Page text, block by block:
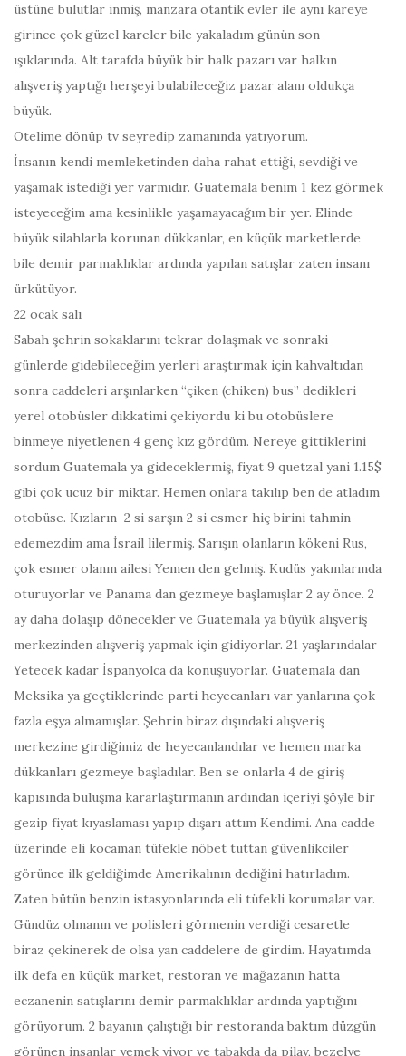
üstüne bulutlar inmiş, manzara otantik evler ile aynı kareye
girince çok güzel kareler bile yakaladım günün son
ışıklarında. Alt tarafda büyük bir halk pazarı var halkın
alışveriş yaptığı herşeyi bulabileceğiz pazar alanı oldukça
büyük.
Otelime dönüp tv seyredip zamanında yatıyorum.
İnsanın kendi memleketinden daha rahat ettiği, sevdiği ve
yaşamak istediği yer varmıdır. Guatemala benim 1 kez görmek
isteyeceğim ama kesinlikle yaşamayacağım bir yer. Elinde
büyük silahlarla korunan dükkanlar, en küçük marketlerde
bile demir parmaklıklar ardında yapılan satışlar zaten insanı
ürkütüyor.
22 ocak salı
Sabah şehrin sokaklarını tekrar dolaşmak ve sonraki
günlerde gidebileceğim yerleri araştırmak için kahvaltıdan
sonra caddeleri arşınlarken “çiken (chiken) bus” dedikleri
yerel otobüsler dikkatimi çekiyordu ki bu otobüslere
binmeye niyetlenen 4 genç kız gördüm. Nereye gittiklerini
sordum Guatemala ya gideceklermiş, fiyat 9 quetzal yani 1.15$
gibi çok ucuz bir miktar. Hemen onlara takılıp ben de atladım
otobüse. Kızların 2 si sarşın 2 si esmer hiç birini tahmin
edemezdim ama İsrail lilermiş. Sarışın olanların kökeni Rus,
çok esmer olanın ailesi Yemen den gelmiş. Kudüs yakınlarında
oturuyorlar ve Panama dan gezmeye başlamışlar 2 ay önce. 2
ay daha dolaşıp dönecekler ve Guatemala ya büyük alışveriş
merkezinden alışveriş yapmak için gidiyorlar. 21 yaşlarındalar
Yetecek kadar İspanyolca da konuşuyorlar. Guatemala dan
Meksika ya geçtiklerinde parti heyecanları var yanlarına çok
fazla eşya almamışlar. Şehrin biraz dışındaki alışveriş
merkezine girdiğimiz de heyecanlandılar ve hemen marka
dükkanları gezmeye başladılar. Ben se onlarla 4 de giriş
kapısında buluşma kararlaştırmanın ardından içeriyi şöyle bir
gezip fiyat kıyaslaması yapıp dışarı attım Kendimi. Ana cadde
üzerinde eli kocaman tüfekle nöbet tuttan güvenlikciler
görünce ilk geldiğimde Amerikalının dediğini hatırladım.
Zaten bütün benzin istasyonlarında eli tüfekli korumalar var.
Gündüz olmanın ve polisleri görmenin verdiği cesaretle
biraz çekinerek de olsa yan caddelere de girdim. Hayatımda
ilk defa en küçük market, restoran ve mağazanın hatta
eczanenin satışlarını demir parmaklıklar ardında yaptığını
görüyorum. 2 bayanın çalıştığı bir restoranda baktım düzgün
görünen insanlar yemek yiyor ve tabakda da pilav, bezelye